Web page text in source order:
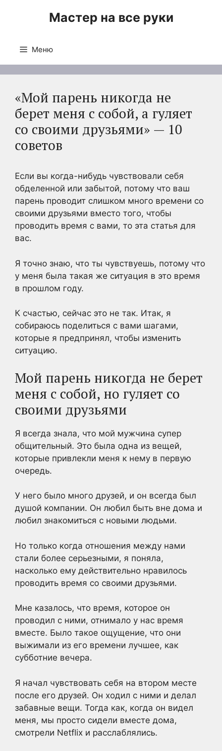
Мастер на все руки
Меню
«Мой парень никогда не
берет меня с собой, а гуляет
со своими друзьями» — 10
советов
Если вы когда-нибудь чувствовали себя
обделенной или забытой, потому что ваш
парень проводит слишком много времени со
своими друзьями вместо того, чтобы
проводить время с вами, то эта статья для
вас.
Я точно знаю, что ты чувствуешь, потому что
у меня была такая же ситуация в это время
в прошлом году.
К счастью, сейчас это не так. Итак, я
собираюсь поделиться с вами шагами,
которые я предпринял, чтобы изменить
ситуацию.
Мой парень никогда не берет
меня с собой, но гуляет со
своими друзьями
Я всегда знала, что мой мужчина супер
общительный. Это была одна из вещей,
которые привлекли меня к нему в первую
очередь.
У него было много друзей, и он всегда был
душой компании. Он любил быть вне дома и
любил знакомиться с новыми людьми.
Но только когда отношения между нами
стали более серьезными, я поняла,
насколько ему действительно нравилось
проводить время со своими друзьями.
Мне казалось, что время, которое он
проводил с ними, отнимало у нас время
вместе. Было такое ощущение, что они
выжимали из его времени лучшее, как
субботние вечера.
Я начал чувствовать себя на втором месте
после его друзей. Он ходил с ними и делал
забавные вещи. Тогда как, когда он видел
меня, мы просто сидели вместе дома,
смотрели Netflix и расслаблялись.